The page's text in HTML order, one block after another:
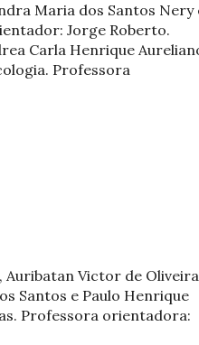
Maria dos Santos Nery
Jorge Roberto.
Carla Henrique
Professora
Auribatan Victor de
Santos e Paulo Henrique
Professora orientadora: